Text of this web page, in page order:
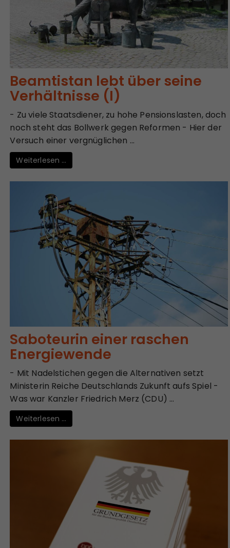
Beamtistan lebt über seine
Verhältnisse (I)
- Zu viele Staatsdiener, zu hohe Pensionslasten, doch
noch steht das Bollwerk gegen Reformen - Hier der
Versuch einer vergnüglichen ...
Weiterlesen …
Saboteurin einer raschen
Energiewende
- Mit Nadelstichen gegen die Alternativen setzt
Ministerin Reiche Deutschlands Zukunft aufs Spiel -
Was war Kanzler Friedrich Merz (CDU) ...
Weiterlesen …